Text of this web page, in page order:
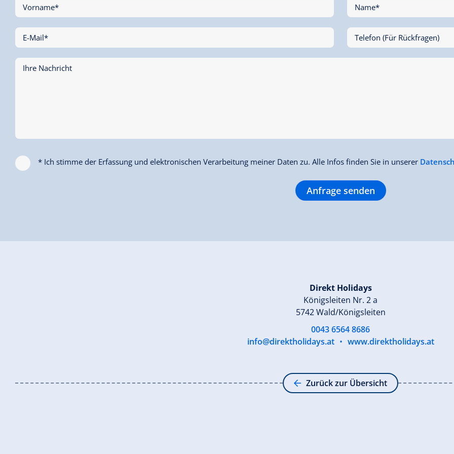
Vorname* Name*
E-Mail* Telefon (Für Rückfragen)
Ihre Nachricht
* Ich stimme der Erfassung und elektronischen Verarbeitung meiner Daten zu. Alle Infos finden Sie in unserer
Anfrage senden
Direkt Holidays
Königsleiten Nr. 2 a
5742 Wald/Königsleiten
0043 6564 8686
info@direktholidays.at • www.direktholidays.at
Zurück zur Übersicht